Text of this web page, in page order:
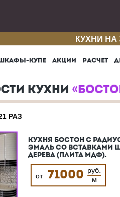
КУХНИ
ШКАФЫ-КУПЕ АКЦИИ РАСЧЕТ
КУХНИ
РАЗ
КУХНЯ БОСТОН С
ЭМАЛЬ СО ВСТАВКАМИ
ДЕРЕВА (ПЛИТА МДФ).
от 71000
руб.
м